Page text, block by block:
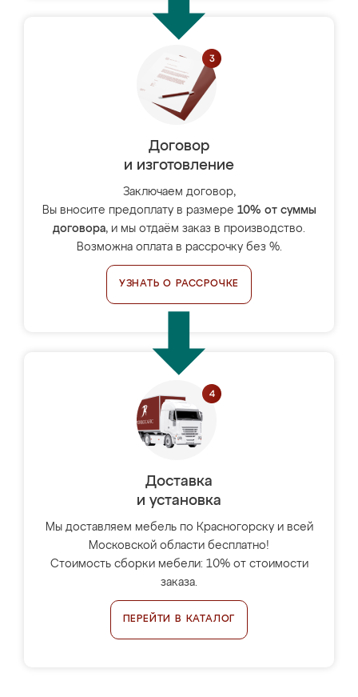
Договор
и изготовление
Заключаем договор,
Вы вносите предоплату в размере 10% от суммы
договора, и мы отдаём заказ в производство.
Возможна оплата в рассрочку без %.
УЗНАТЬ О РАССРОЧКЕ
Доставка
и установка
Мы доставляем мебель по Красногорску и всей
Московской области бесплатно!
Стоимость сборки мебели: 10% от стоимости
заказа.
ПЕРЕЙТИ В КАТАЛОГ